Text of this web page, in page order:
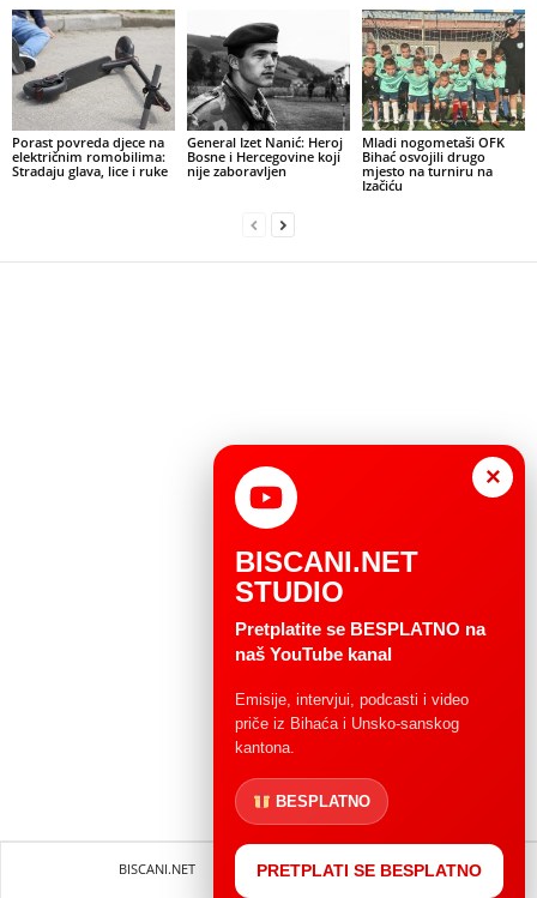
Porast povreda djece na
električnim romobilima:
Stradaju glava, lice i ruke
General Izet Nanić: Heroj
Bosne i Hercegovine koji
nije zaboravljen
Mladi nogometaši OFK
Bihać osvojili drugo
mjesto na turniru na
Izačiću
BISCANI.NET Impressum
Uvjeti korištenja
×
BISCANI.NET
STUDIO
Pretplatite se BESPLATNO na
naš YouTube kanal
Emisije, intervjui, podcasti i video
priče iz Bihaća i Unsko-sanskog
kantona.
BESPLATNO
PRETPLATI SE BESPLATNO